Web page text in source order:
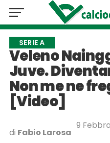
SERIE A
Veleno
Juve.
Non me ne
[Video]
di Fabio Larosa
9